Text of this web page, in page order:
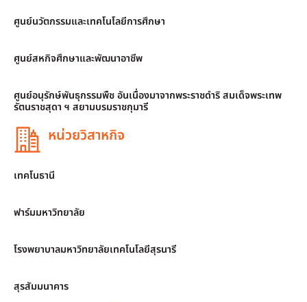
ศูนย์นวัตกรรมและเทคโนโลยีการศึกษา
ศูนย์สหกิจศึกษาและพัฒนาอาชีพ
ศูนย์อนุรักษ์พันธุกรรมพืช อันเนื่องมาจากพระราชดำริ สมเด็จพระเทพ
รัตนราชสุดา ฯ สยามบรมราชกุมารี
หน่วยวิสาหกิจ
เทคโนธานี
ฟาร์มมหาวิทยาลัย
โรงพยาบาลมหาวิทยาลัยเทคโนโลยีสุรนารี
สุรสัมมนาคาร